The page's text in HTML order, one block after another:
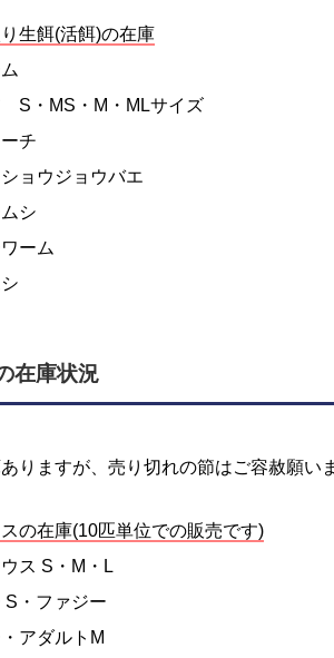
生餌(活餌)の在庫
S・MS・M・MLサイズ
チ
ショウジョウバエ
シ
ーム
在庫状況
りますが、売り切れの節はご容赦願い
の在庫(10匹単位での販売です)
ス S・M・L
S・ファジー
アダルトM